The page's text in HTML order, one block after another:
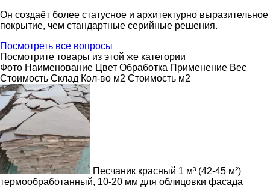
Он создаёт более статусное и архитектурно выразительное
покрытие, чем стандартные серийные решения.
Посмотреть все вопросы
Посмотрите товары из этой же категории
Фото Наименование Цвет Обработка Применение Вес
Cтоимость Склад Кол-во м2 Стоимость м2
Песчаник красный 1 м³ (42-45 м²)
термообработанный, 10-20 мм для облицовки фасада